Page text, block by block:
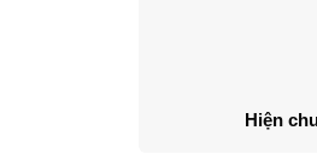
Hiện